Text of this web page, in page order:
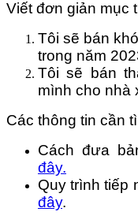
Viết đơn giản mục
Tôi sẽ bán
trong năm
Tôi sẽ bán
mình cho nhà
Các thông tin cần
Cách đưa
đây.
Quy trình tiếp
đây.